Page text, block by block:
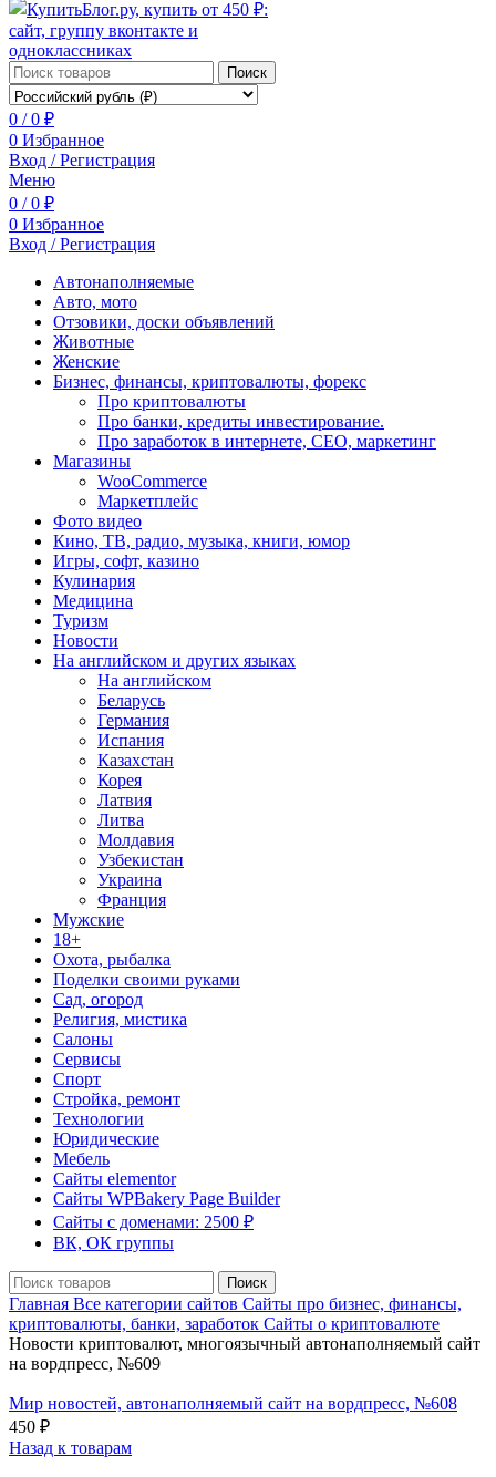
Поиск
0 / 0 ₽
0 Избранное
Вход / Регистрация
Меню
0 / 0 ₽
0 Избранное
Вход / Регистрация
Автонаполняемые
Авто, мото
Отзовики, доски объявлений
Животные
Женские
Бизнес, финансы, криптовалюты, форекс
Про криптовалюты
Про банки, кредиты инвестирование.
Про заработок в интернете, СЕО, маркетинг
Магазины
WooCommerce
Маркетплейс
Фото видео
Кино, ТВ, радио, музыка, книги, юмор
Игры, софт, казино
Кулинария
Медицина
Туризм
Новости
На английском и других языках
На английском
Беларусь
Германия
Испания
Казахстан
Корея
Латвия
Литва
Молдавия
Узбекистан
Украина
Франция
Мужские
18+
Охота, рыбалка
Поделки своими руками
Сад, огород
Религия, мистика
Салоны
Сервисы
Спорт
Стройка, ремонт
Технологии
Юридические
Мебель
Сайты elementor
Сайты WPBakery Page Builder
Сайты с доменами: 2500 ₽
ВК, ОК группы
Поиск
Главная Все категории сайтов Сайты про бизнес, финансы,
криптовалюты, банки, заработок Сайты о криптовалюте
Новости криптовалют, многоязычный автонаполняемый сайт
на вордпресс, №609
Мир новостей, автонаполняемый сайт на вордпресс, №608
450 ₽
Назад к товарам